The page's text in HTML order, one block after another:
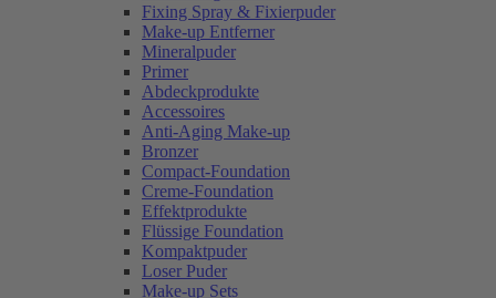
Fixing Spray & Fixierpuder
Make-up Entferner
Mineralpuder
Primer
Abdeckprodukte
Accessoires
Anti-Aging Make-up
Bronzer
Compact-Foundation
Creme-Foundation
Effektprodukte
Flüssige Foundation
Kompaktpuder
Loser Puder
Make-up Sets